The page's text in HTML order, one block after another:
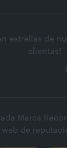
estrellas de
clientas!
Marca
de